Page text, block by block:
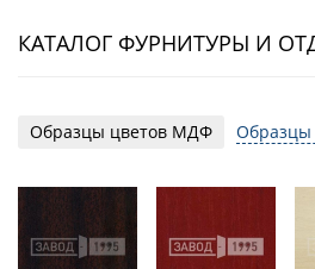
КАТАЛОГ ФУРНИТУРЫ И
Образцы цветов МДФ Образцы